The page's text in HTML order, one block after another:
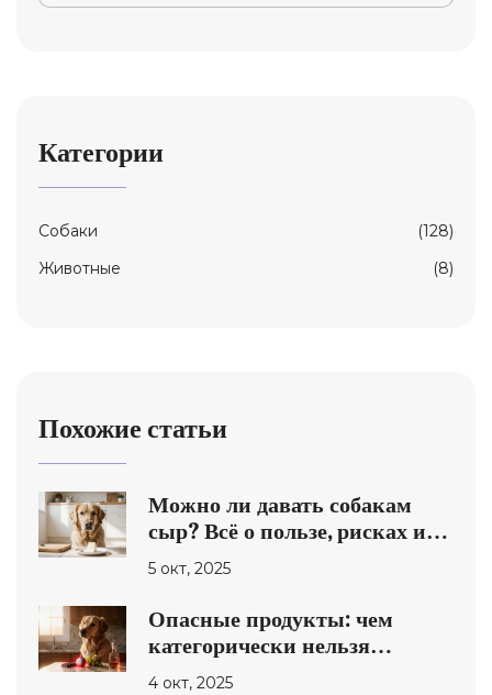
Категории
Собаки
(128)
Животные
(8)
Похожие статьи
Можно ли давать собакам
сыр? Всё о пользе, рисках и
безопасных вариантах
5 окт, 2025
Опасные продукты: чем
категорически нельзя
кормить собаку?
4 окт, 2025